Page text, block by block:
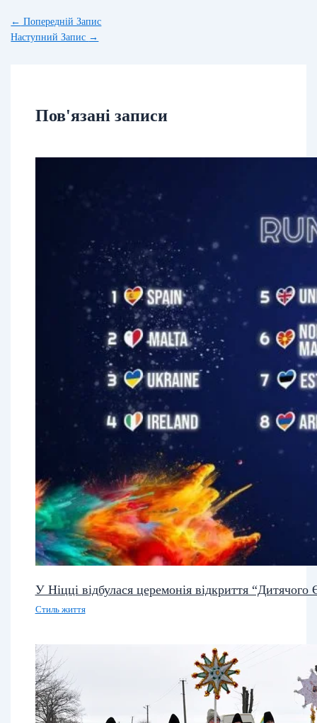
← Попередній Запис
Наступний Запис →
Пов'язані записи
У Ніцці відбулася церемонія відкриття “Дитячого
Стиль життя